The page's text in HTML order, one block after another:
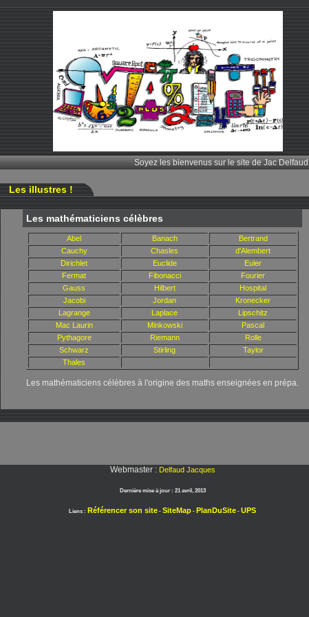
Soyez les bienvenus sur le site de Jac Delfaud
Les illustres !
Les mathématiciens célèbres
Abel Banach
Bertrand
Cauchy
Chasles
d'Alembert
Dirichlet
Euclide
Euler
Fermat
Fibonacci
Fourier
Gauss
Hilbert
Hospital
Jacobi
Jordan
Kronecker
Lagrange
Laplace
Lipschitz
Mac Laurin
Minkowski
Pascal
Pythagore
Riemann
Rolle
Schwarz
Stirling
Taylor
Thales
Les mathématiciens célèbres à l'origine des maths enseignées en prépa.
Webmaster : Delfaud Jacques
Dernière mise à jour : 21 avril, 2013
Liens : Référencer son site - SiteMap - PlanDuSite - UPS